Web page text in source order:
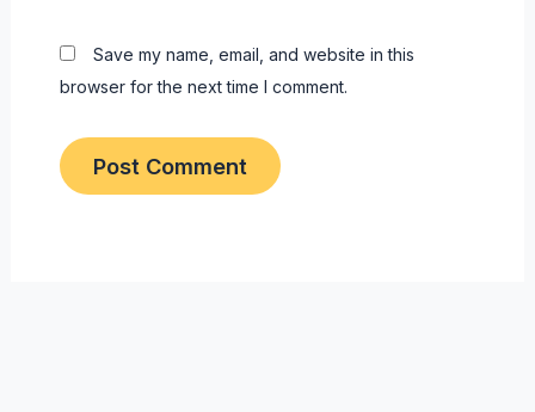
Save my name, email, and website in this
browser for the next time I comment.